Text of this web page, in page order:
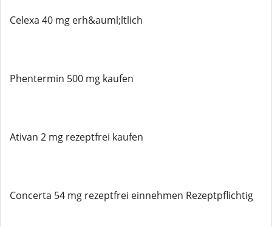
Celexa 40 mg erh&auml;ltlich
Phentermin 500 mg kaufen
Ativan 2 mg rezeptfrei kaufen
Concerta 54 mg rezeptfrei einnehmen Rezeptpflichtig